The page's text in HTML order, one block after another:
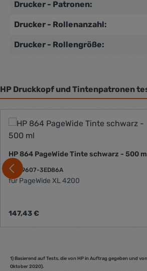
Drucker - Patronen:
Drucker - Rollenanzahl:
Drucker - Rollengröße:
HP Druckkopf und Tintenpatronen
HP 864 PageWide Tinte schwarz - 500
I-009607-3ED86A
für PageWide XL 4200
Regulärer Preis:
147,43 €
1) Basierend auf Tests, die von HP in Auftrag gegeben und
Oktober 2020).